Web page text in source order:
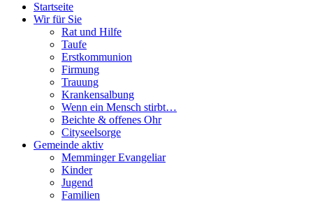
Startseite
Wir für Sie
Rat und Hilfe
Taufe
Erstkommunion
Firmung
Trauung
Krankensalbung
Wenn ein Mensch stirbt…
Beichte & offenes Ohr
Cityseelsorge
Gemeinde aktiv
Memminger Evangeliar
Kinder
Jugend
Familien